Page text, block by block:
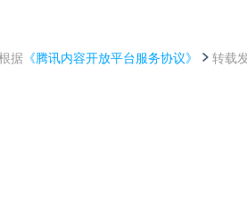
据 《腾讯内容开放平台服务协议》
转载